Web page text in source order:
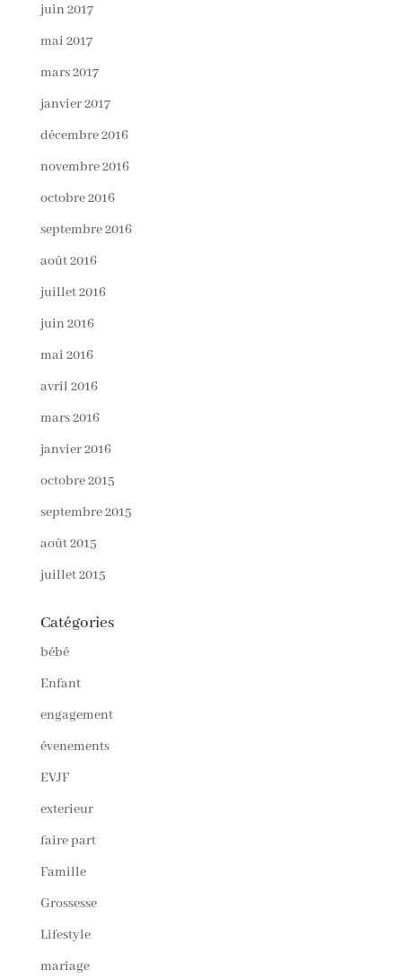
juin 2017
mai 2017
mars 2017
janvier 2017
décembre 2016
novembre 2016
octobre 2016
septembre 2016
août 2016
juillet 2016
juin 2016
mai 2016
avril 2016
mars 2016
janvier 2016
octobre 2015
septembre 2015
août 2015
juillet 2015
Catégories
bébé
Enfant
engagement
évenements
EVJF
exterieur
faire part
Famille
Grossesse
Lifestyle
mariage